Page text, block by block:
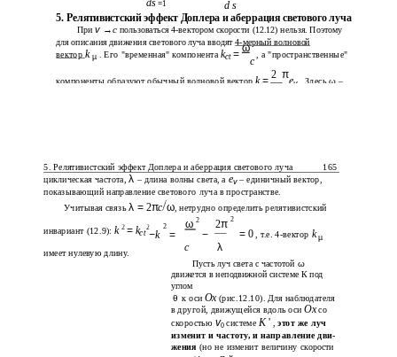
d s
ds=1
5. Релятивистский эффект Доплера и аберрация светового луча
Приv →c пользоваться 4-вектором скорости (12.12) нельзя. Поэтому
для описания движения светового луча вводят4-мерный волновой
вектор kµ . Его "временная" компонентаkct=
ω
c
, а "пространственные"
компоненты образуют обычный волновой векторk=
2 π
ev . Здесьω–
5. Релятивистский эффект Доплера и аберрация светового луча
165
циклическая частота,λ – длина волны света, а ev– единичный вектор,
показывающий направление светового луча в пространстве.
Учитывая связьλ = 2πc ω, нетрудно определить релятивистский
инвариант (12.9): k 2 = kct
2
имеет нулевую длину.
2 ω 2 2π 2
−k = − = 0, т.е. 4-вектор kµ
λ
c
Пусть луч света с частотой ω
движется в неподвижной системе К под
углом
θ к осиOx(рис.12.10). Для наблюдателя
в другой, движущейся вдоль осиOxсо
скоростью v0системеK' ,этот же луч
изменит и частоту, и направление дви-
жения (но не изменит величину скорости